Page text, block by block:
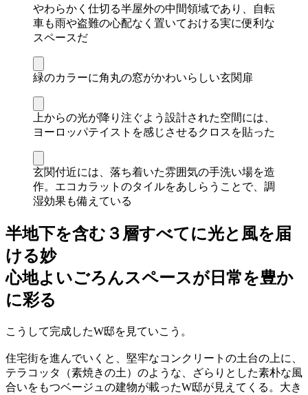
やわらかく仕切る半屋外の中間領域であり、自転
車も雨や盗難の心配なく置いておける実に便利な
スペースだ
緑のカラーに角丸の窓がかわいらしい玄関扉
上からの光が降り注ぐよう設計された空間には、
ヨーロッパテイストを感じさせるクロスを貼った
玄関付近には、落ち着いた雰囲気の手洗い場を造
作。エコカラットのタイルをあしらうことで、調
湿効果も備えている
半地下を含む３層すべてに光と風を届
ける妙
心地よいごろんスペースが日常を豊か
に彩る
こうして完成したW邸を見ていこう。
住宅街を進んでいくと、堅牢なコンクリートの土台の上に、
テラコッタ（素焼きの土）のような、ざらりとした素朴な風
合いをもつベージュの建物が載ったW邸が見えてくる。大き